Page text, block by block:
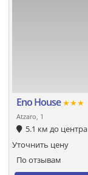
Eno House★★★
Atzaro, 1
5.1 км до центра
По отзывам
Уточнить цену